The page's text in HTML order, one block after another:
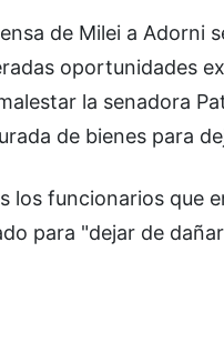
de Milei a Adorni
oportunidades
la senadora
de bienes para
los funcionarios que
para "dejar de